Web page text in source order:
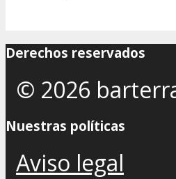
Derechos reservados
© 2026
Nuestras políticas
Aviso legal